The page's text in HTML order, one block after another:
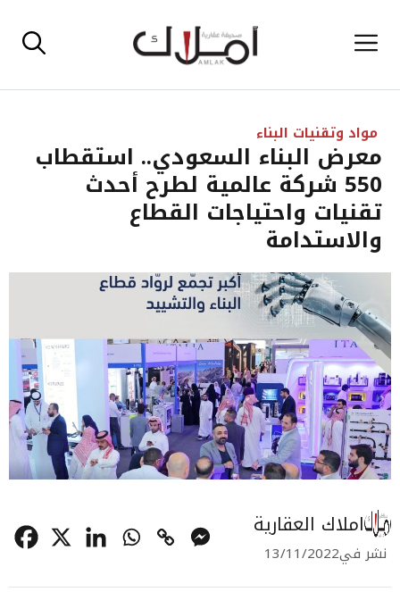
إلى القائمة
مواد وتقنيات البناء
معرض البناء السعودي.. استقطاب
550 شركة عالمية لطرح أحدث
تقنيات واحتياجات القطاع
والاستدامة
املاك العقارية
نشر في13/11/2022